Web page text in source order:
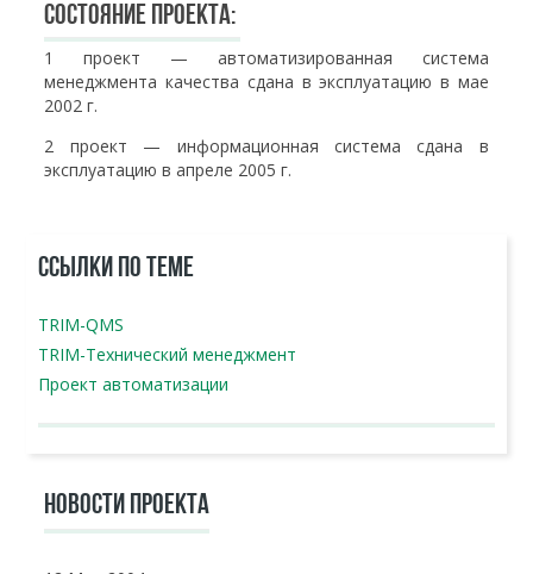
Состояние проекта:
1 проект — автоматизированная система
менеджмента качества сдана в эксплуатацию в мае
2002 г.
2 проект — информационная система сдана в
эксплуатацию в апреле 2005 г.
ССЫЛКИ ПО ТЕМЕ
TRIM-QMS
TRIM-Технический менеджмент
Проект автоматизации
НОВОСТИ ПРОЕКТА